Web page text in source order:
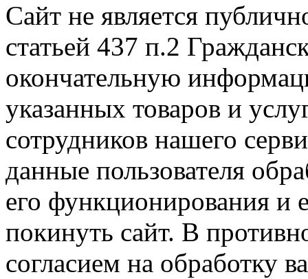
Сайт не является
статьей 437 п.2
окончательную
указанных товаров и
сотрудников нашего
данные пользователя
его функционирования и
покинуть сайт. В
согласием на обработку